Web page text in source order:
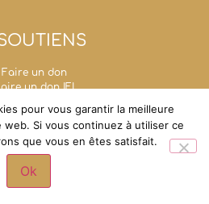
Faire un don
un don IFI
d’entreprise
et assurances-vie
Avenir Ensemble
de la Légion d'honneur - 1,
- 75007 Paris
pour vous garantir la meilleure
Si vous continuez à utiliser ce
que vous en êtes satisfait.
Ok